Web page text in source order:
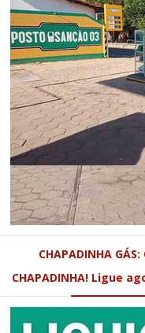
CHAPADINHA GÁS:
CHAPADINHA! Ligue